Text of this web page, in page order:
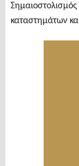
καταστημάτων